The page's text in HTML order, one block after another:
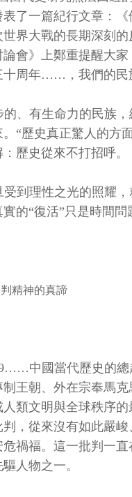
了一篇紀行文章：
界大戰的長期深刻
會》上鄭重提醒大
十周年……，我們的民
、有生命力的民族
“歷史真正驚人的方
歷史從來不打招呼。
到理性之光的照耀
的“復活”只是時間問
精神的真諦
中國當代歷史的
王朝、外在宗奉馬
類文明與全球秩序
，從來沒有如此嚴
禍福。這一批判一
人物之一。